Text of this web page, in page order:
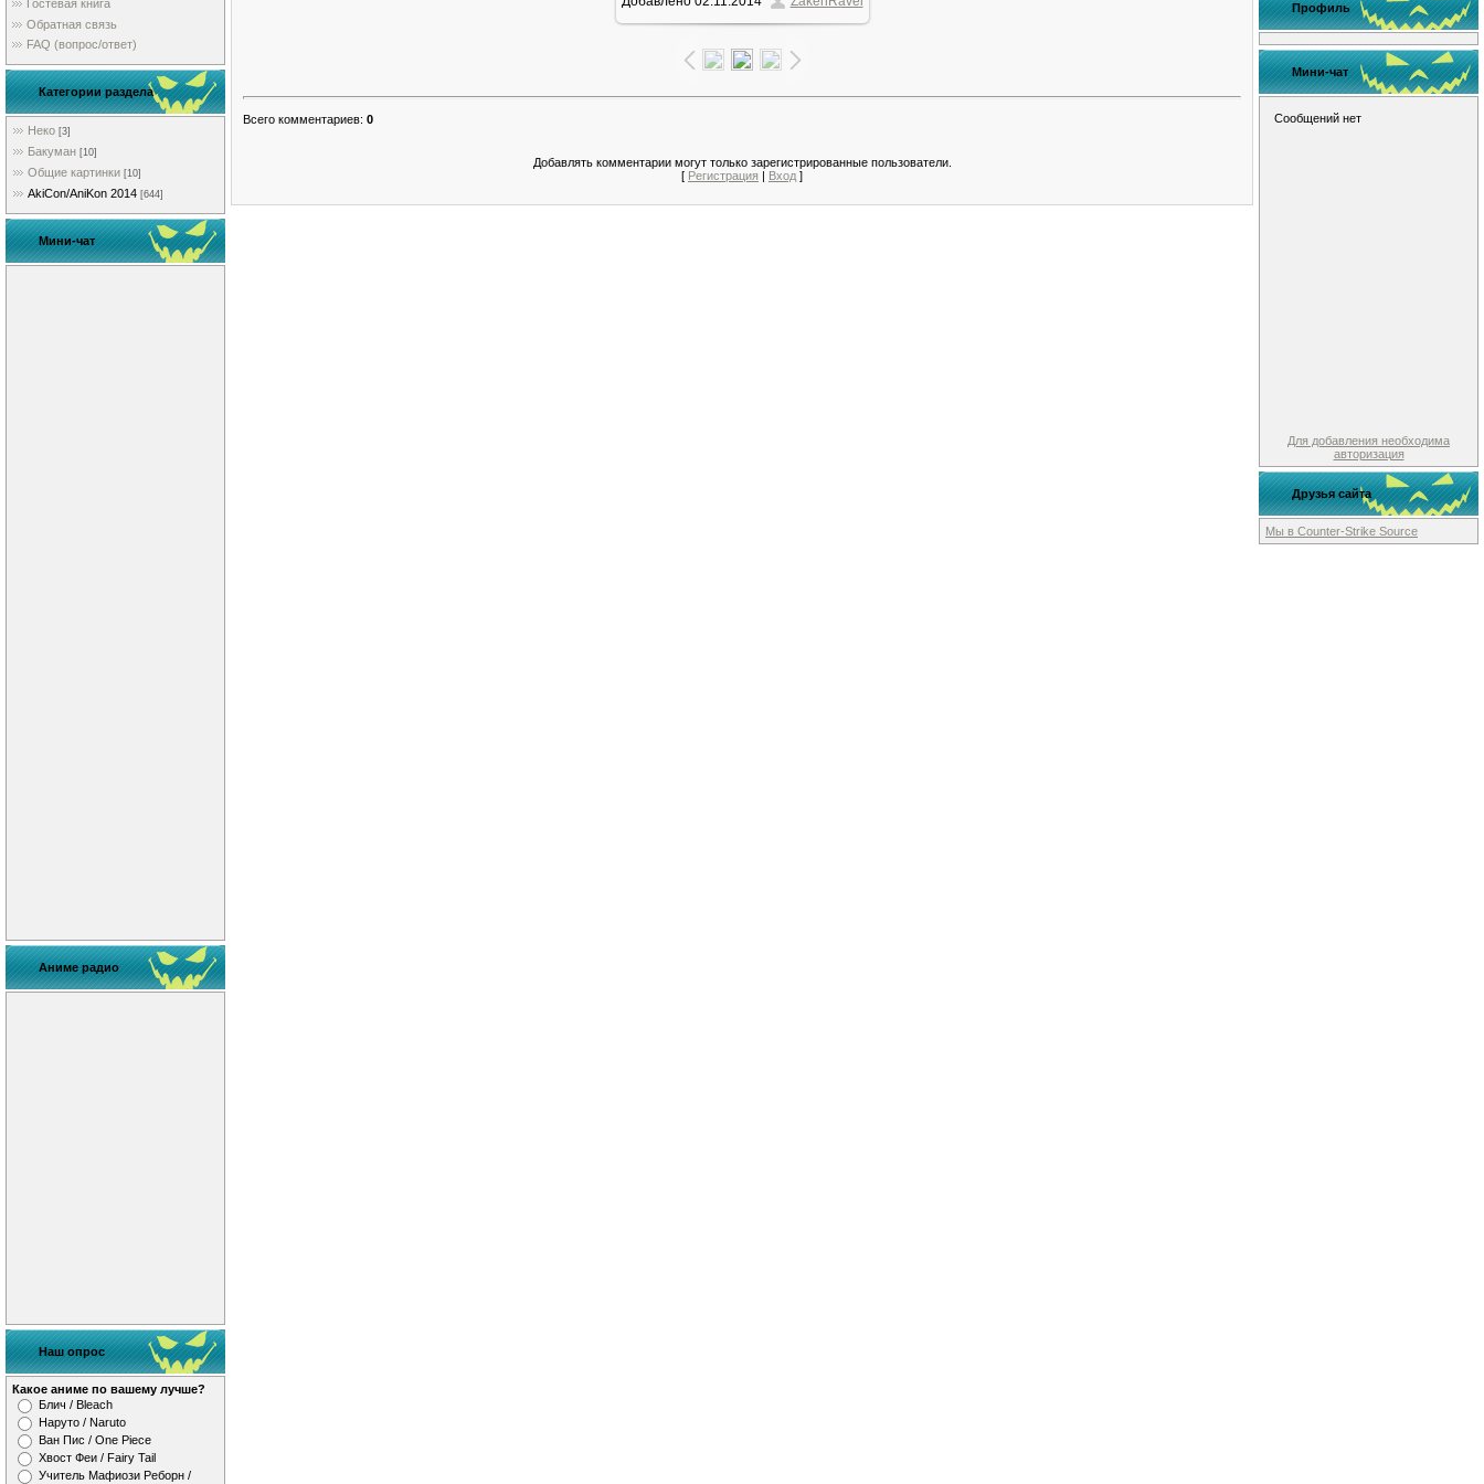
Гостевая книга
Обратная связь
FAQ (вопрос/ответ)
Категории раздела
Неко [3]
Бакуман [10]
Общие картинки [10]
AkiCon/AniKon 2014 [644]
Мини-чат
Аниме радио
Наш опрос
Какое аниме по вашему лучше?
Блич / Bleach
Наруто / Naruto
Ван Пис / One Piece
Хвост Феи / Fairy Tail
Учитель Мафиози Реборн /
87.2Kb
Всего комментариев: 0
Добавлять комментарии могут только зарегистрированные пользователи.
[ Регистрация | Вход ]
Профиль
Мини-чат
Для добавления необходима
авторизация
Друзья сайта
Мы в Counter-Strike Source